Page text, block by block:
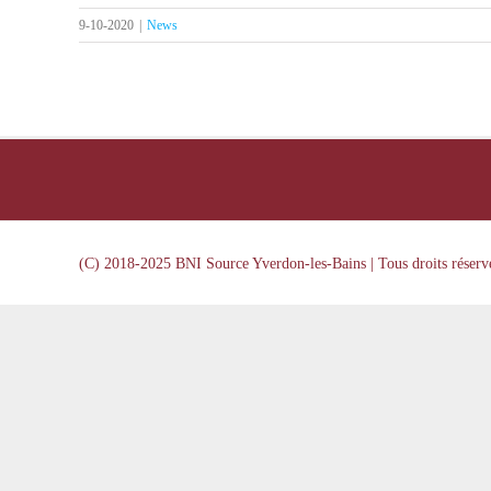
9-10-2020 | News
(C) 2018-2025 BNI Source Yverdon-les-Bains | Tous droits